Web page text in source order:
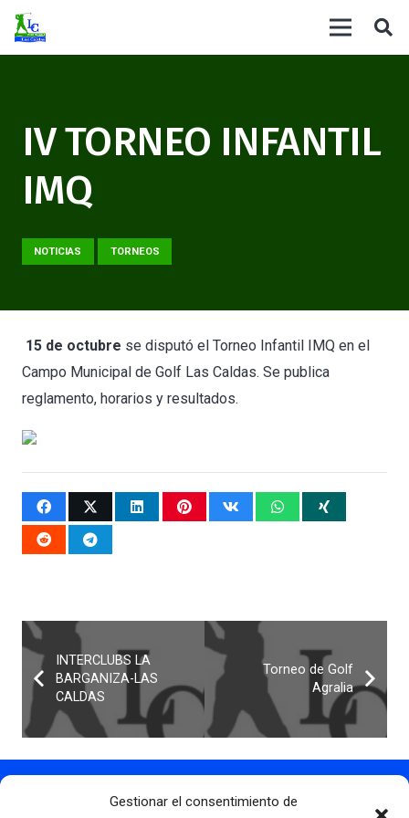
Gestionar el consentimiento de
IV TORNEO INFANTIL
IMQ
NOTICIAS TORNEOS
15 de octubre se disputó el Torneo Infantil IMQ en el
Campo Municipal de Golf Las Caldas. Se publica
reglamento, horarios y resultados.
INTERCLUBS LA
BARGANIZA-LAS
CALDAS
Torneo de Golf
Agralia
Contacto